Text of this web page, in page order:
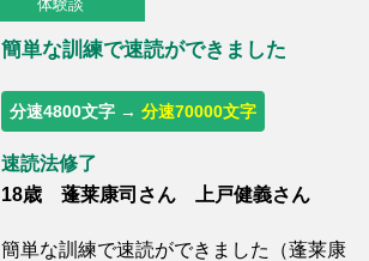
体験談
簡単な訓練で速読ができました
分速4800文字 → 分速70000文字
速読法修了
18歳 蓬莱康司さん 上戸健義さん
簡単な訓練で速読ができました（蓬莱康